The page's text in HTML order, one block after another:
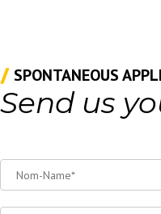
SPONTANEOUS
Send us